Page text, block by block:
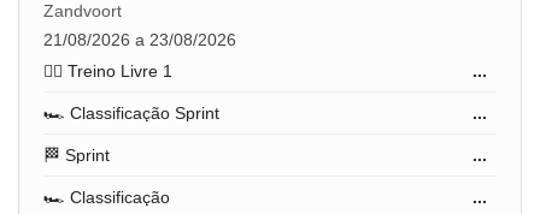
Zandvoort
21/08/2026 a 23/08/2026
🏋️‍♂️ Treino Livre 1
...
🏎️ Classificação Sprint ...
🏁 Sprint ...
🏎️ Classificação ...